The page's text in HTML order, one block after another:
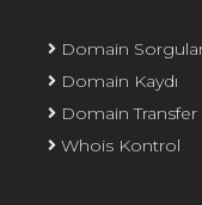
Domain
Domain Kaydı
Domain Transfer
Whois Kontrol